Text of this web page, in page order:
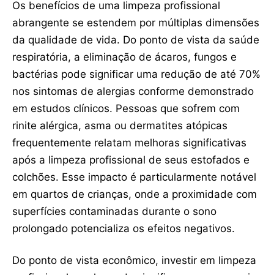
Os benefícios de uma limpeza profissional
abrangente se estendem por múltiplas dimensões
da qualidade de vida. Do ponto de vista da saúde
respiratória, a eliminação de ácaros, fungos e
bactérias pode significar uma redução de até 70%
nos sintomas de alergias conforme demonstrado
em estudos clínicos. Pessoas que sofrem com
rinite alérgica, asma ou dermatites atópicas
frequentemente relatam melhoras significativas
após a limpeza profissional de seus estofados e
colchões. Esse impacto é particularmente notável
em quartos de crianças, onde a proximidade com
superfícies contaminadas durante o sono
prolongado potencializa os efeitos negativos.
Do ponto de vista econômico, investir em limpeza